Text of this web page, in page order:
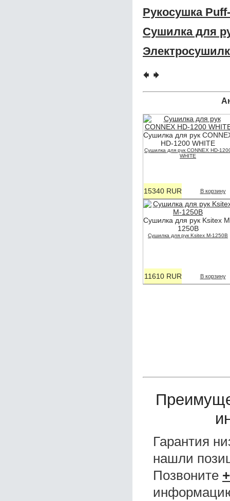
Рукосушка
Сушилка для
🠸 🠺
Сушилка для рук
HD-1200 WHITE
Сушилка для рук CONNEX HD-
WHITE
15340 RUR В корзину
Сушилка для рук Ksitex
1250В
Сушилка для рук Ksitex M-1250В
11610 RUR В корзину
Гарантия
нашли
Позвоните